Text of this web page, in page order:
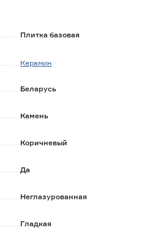
воздействия окружающей
Плитка базовая
Керамин
Беларусь
Камень
Коричневый
Да
Неглазурованная
Гладкая